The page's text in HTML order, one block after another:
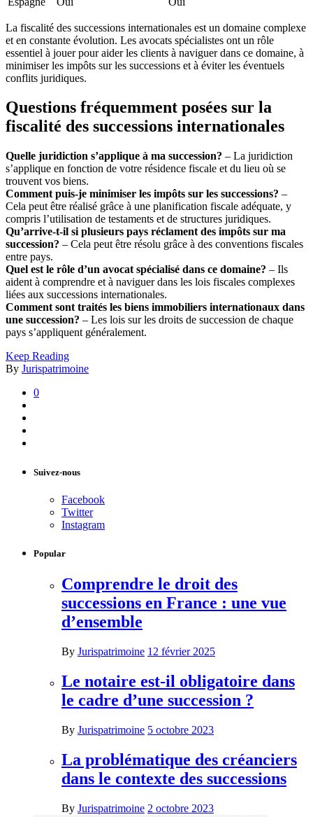
La fiscalité des successions internationales est un domaine complexe
et en constante évolution. Les avocats spécialistes ont un rôle
essentiel à jouer pour aider les clients à naviguer dans ce domaine, à
minimiser les impôts sur les successions et à éviter les éventuels
conflits juridiques.
Questions fréquemment posées sur la
fiscalité des successions internationales
Quelle juridiction s’applique à ma succession? – La juridiction
s’applique en fonction de votre résidence fiscale et du lieu où se
trouvent vos biens.
Comment puis-je minimiser les impôts sur les successions? –
Cela peut être réalisé grâce à une planification fiscale adéquate, y
compris l’utilisation de testaments et de structures juridiques.
Qu’arrive-t-il si plusieurs pays réclament des impôts sur ma
succession? – Cela peut être résolu grâce à des conventions fiscales
entre pays.
Quel est le rôle d’un avocat spécialisé dans ce domaine? – Ils
aident à comprendre et à naviguer dans les lois fiscales complexes
liées aux successions internationales.
Comment sont traités les biens immobiliers internationaux dans
une succession? – Les lois sur les droits de succession de chaque
pays s’appliquent généralement.
Keep Reading
By Jurispatrimoine
0
Suivez-nous
Facebook
Twitter
Instagram
Popular
Comprendre le droit des
successions en France : une vue
d’ensemble
By Jurispatrimoine 12 février 2025
Le notaire est-il obligatoire dans
le cadre d’une succession ?
By Jurispatrimoine 5 octobre 2023
La problématique des créanciers
dans le contexte des successions
By Jurispatrimoine 2 octobre 2023